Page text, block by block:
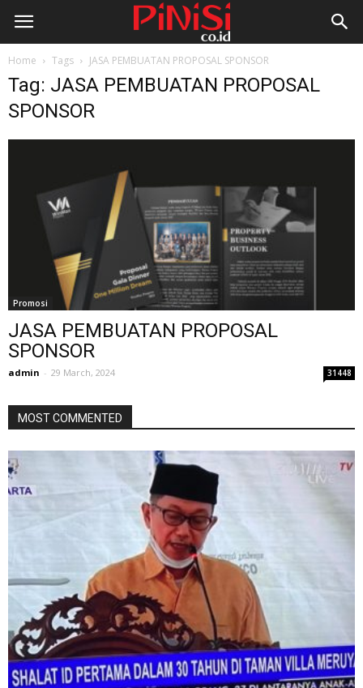
Home Tags JASA PEMBUATAN PROPOSAL SPONSOR
Tag: JASA PEMBUATAN PROPOSAL
SPONSOR
Promosi
JASA PEMBUATAN PROPOSAL
SPONSOR
admin - 29 March, 2024 31448
MOST COMMENTED